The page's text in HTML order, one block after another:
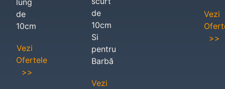
lung
de
10cm
Vezi
Ofertele
>>
de
10cm
Si
pentru
Barbă
Vezi
Vezi
>>